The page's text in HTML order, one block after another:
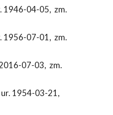
1946-04-05, zm.
1956-07-01, zm.
07-03, zm.
ur. 1954-03-21,